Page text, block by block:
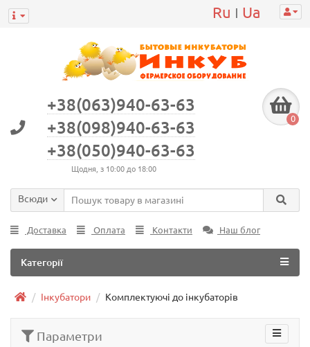
Ru | Ua
+38(063)940-63-63
+38(098)940-63-63
+38(050)940-63-63
Щодня, з 10:00 до 18:00
0
Всюди
Доставка Оплата Контакти Наш блог
Категорії
Інкубатори Комплектуючі до інкубаторів
Параметри